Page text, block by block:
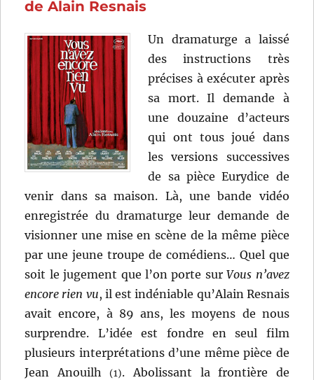
Allégret
de Alain Resnais
Un dramaturge a laissé
des instructions très
précises à exécuter après
sa mort. Il demande à
une douzaine d’acteurs
qui ont tous joué dans
les versions successives
de sa pièce Eurydice de
venir dans sa maison. Là, une bande vidéo
enregistrée du dramaturge leur demande de
visionner une mise en scène de la même pièce
par une jeune troupe de comédiens… Quel que
soit le jugement que l’on porte surVous n’avez
encore rien vu, il est indéniable qu’Alain Resnais
avait encore, à 89 ans, les moyens de nous
surprendre. L’idée est fondre en seul film
plusieurs interprétations d’une même pièce de
Jean Anouilh(1). Abolissant la frontière de